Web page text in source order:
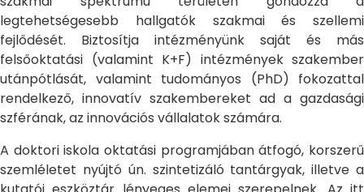
legtehetségesebb hallgatók szakmai és szellemi
fejlődését. Biztosítja intézményünk saját és más
felsőoktatási (valamint K+F) intézmények szakember
utánpótlását, valamint tudományos (PhD) fokozattal
rendelkező, innovatív szakembereket ad a gazdasági
szférának, az innovációs vállalatok számára.
A doktori iskola oktatási programjában átfogó, korszerű
szemléletet nyújtó ún. szintetizáló tantárgyak, illetve a